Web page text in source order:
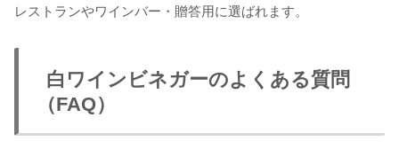
レストランやワインバー・贈答用に選ばれます。
白ワインビネガーのよくある質問
（FAQ）